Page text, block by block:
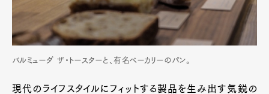
バルミューダ ザ・トースターと、有名ベーカリーのパン。
現代のライフスタイルにフィットする製品を生み出す気鋭の